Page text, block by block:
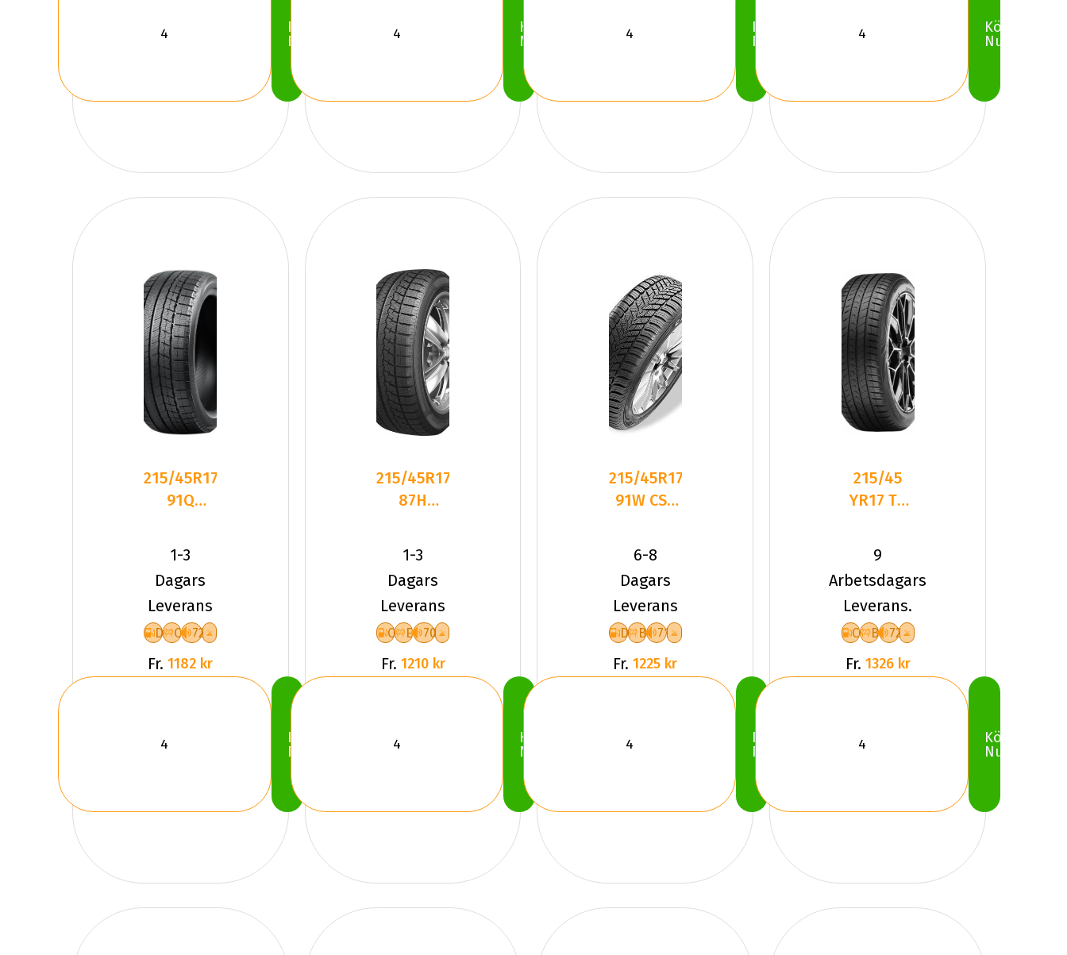
Köp
Nu
Köp
Nu
Köp
Nu
Köp
Nu
215/45R17
91Q
WS-1 XL
2024
1-3
Dagars
Leverans
D C 72
Fr. 1182 kr
Köp
Nu
215/45R17
87H
BLAZER
1-3
Dagars
Leverans
C E 70
Fr. 1210 kr
Köp
Nu
215/45R17
91W CST
ACP1 XL
6-8
Dagars
Leverans
D B 71
Fr. 1225 kr
Köp
Nu
215/45
YR17 TL
QUATRAC
PRO+ XL
9
Arbetsdagars
Leverans.
C B 72
Fr. 1326 kr
Köp
Nu